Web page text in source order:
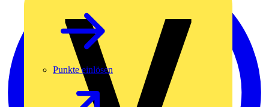
Punkte einlösen